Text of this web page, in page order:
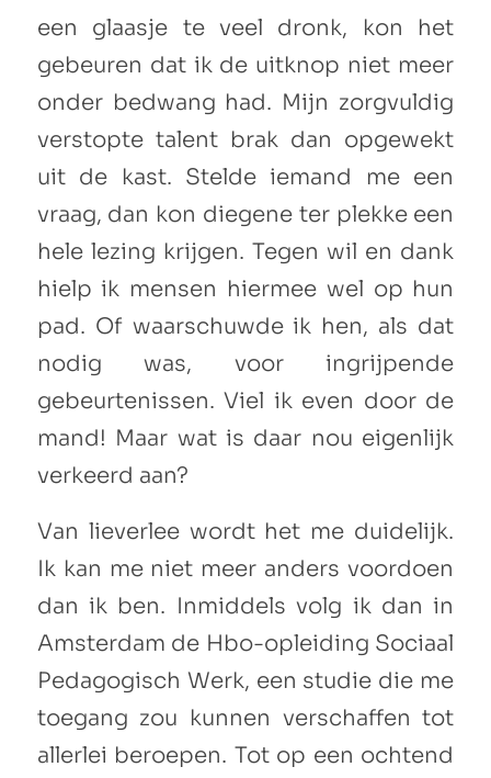
een glaasje te veel dronk, kon het
gebeuren dat ik de uitknop niet meer
onder bedwang had. Mijn zorgvuldig
verstopte talent brak dan opgewekt
uit de kast. Stelde iemand me een
vraag, dan kon diegene ter plekke een
hele lezing krijgen. Tegen wil en dank
hielp ik mensen hiermee wel op hun
pad. Of waarschuwde ik hen, als dat
nodig was, voor ingrijpende
gebeurtenissen. Viel ik even door de
mand! Maar wat is daar nou eigenlijk
verkeerd aan?
Van lieverlee wordt het me duidelijk.
Ik kan me niet meer anders voordoen
dan ik ben. Inmiddels volg ik dan in
Amsterdam de Hbo-opleiding Sociaal
Pedagogisch Werk, een studie die me
toegang zou kunnen verschaffen tot
allerlei beroepen. Tot op een ochtend